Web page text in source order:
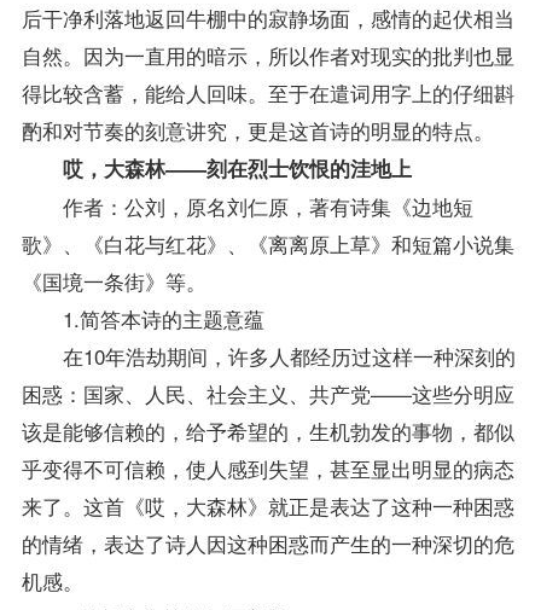
后干净利落地返回牛棚中的寂静场面，感情的起伏相当
自然。因为一直用的暗示，所以作者对现实的批判也显
得比较含蓄，能给人回味。至于在遣词用字上的仔细斟
酌和对节奏的刻意讲究，更是这首诗的明显的特点。
哎，大森林——刻在烈士饮恨的洼地上
作者：公刘，原名刘仁原，著有诗集《边地短
歌》、《白花与红花》、《离离原上草》和短篇小说集
《国境一条街》等。
1.简答本诗的主题意蕴
在10年浩劫期间，许多人都经历过这样一种深刻的
困惑：国家、人民、社会主义、共产党——这些分明应
该是能够信赖的，给予希望的，生机勃发的事物，都似
乎变得不可信赖，使人感到失望，甚至显出明显的病态
来了。这首《哎，大森林》就正是表达了这种一种困惑
的情绪，表达了诗人因这种困惑而产生的一种深切的危
机感。